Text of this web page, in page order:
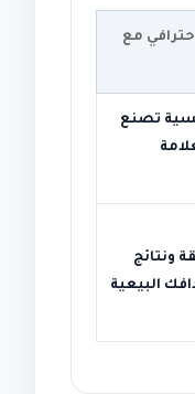
مع
تصنع
ونتائج
البيعية